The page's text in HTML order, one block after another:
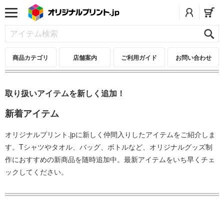
商品カテゴリ 店舗案内 ご利用ガイド お問い合わせ
取り扱いアイテムを新しく追加！
新着アイテム
オリジナルプリント.jpに新しく仲間入りしたアイテムをご紹介しま
す。Tシャツやタオル、バッグ、ボトルなど、オリジナルグッズ制
作におすすめの新商品を随時追加中。最新アイテムをいち早くチェ
ックしてください。